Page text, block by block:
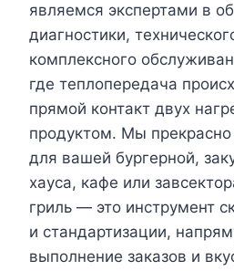
являемся экспертами в
диагностики,
комплексного
где теплопередача
прямой контакт двух
продуктом. Мы
для вашей бургерной,
хауса, кафе или
гриль — это инструмент
и стандартизации,
выполнение заказов и